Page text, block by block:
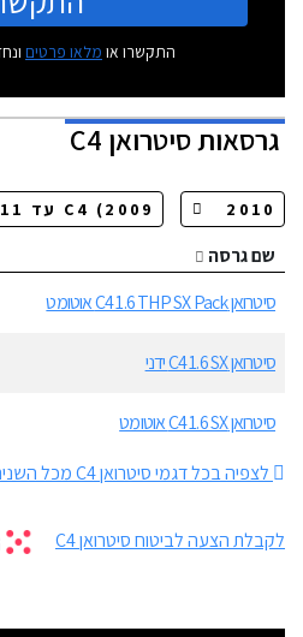
התקשרו או מלאו פרטים
גרסאותסיטרואן C4
שם גרסה
סיטרואן C4 1.6 THP SX Pack אוטומט
סיטרואן C4 1.6 SX ידני
סיטרואן C4 1.6 SX אוטומט
לצפיה בכל דגמי סיטרואן C4 מכל השנים
לקבלת הצעה לביטוח סיטרואן C4